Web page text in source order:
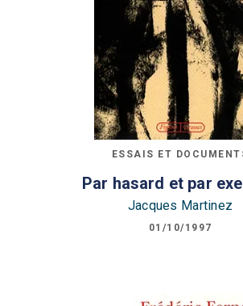
ESSAIS ET
Par hasard et par
Jacques Martinez
01/10/1997